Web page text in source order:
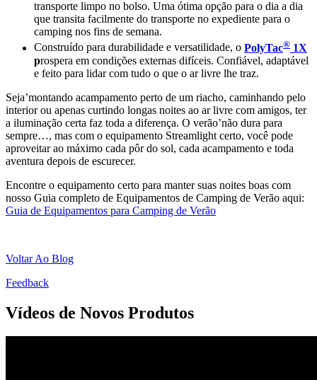
transporte limpo no bolso. Uma ótima opção para o dia a dia
que transita facilmente do transporte no expediente para o
camping nos fins de semana.
Construído para durabilidade e versatilidade, o PolyTac® 1X
prospera em condições externas difíceis. Confiável, adaptável
e feito para lidar com tudo o que o ar livre lhe traz.
Seja’montando acampamento perto de um riacho, caminhando pelo
interior ou apenas curtindo longas noites ao ar livre com amigos, ter
a iluminação certa faz toda a diferença. O verão’não dura para
sempre…, mas com o equipamento Streamlight certo, você pode
aproveitar ao máximo cada pôr do sol, cada acampamento e toda
aventura depois de escurecer.
Encontre o equipamento certo para manter suas noites boas com
nosso Guia completo de Equipamentos de Camping de Verão aqui:
Guia de Equipamentos para Camping de Verão
Voltar Ao Blog
Feedback
Vídeos de Novos Produtos